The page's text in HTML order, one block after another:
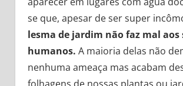
se que, apesar de ser super
lesma de jardim não faz mal aos
humanos. A maioria delas não
nenhuma ameaça mas acabam